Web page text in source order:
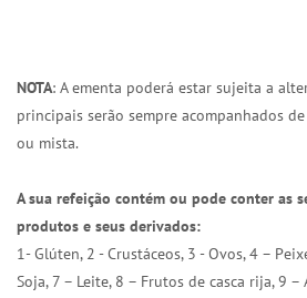
NOTA: A ementa poderá estar sujeita a
principais serão sempre acompanhados
ou mista.
A sua refeição contém ou pode conter as
produtos e seus derivados:
1- Glúten, 2 - Crustáceos, 3 - Ovos, 4 –
Soja, 7 – Leite, 8 – Frutos de casca rija, 9